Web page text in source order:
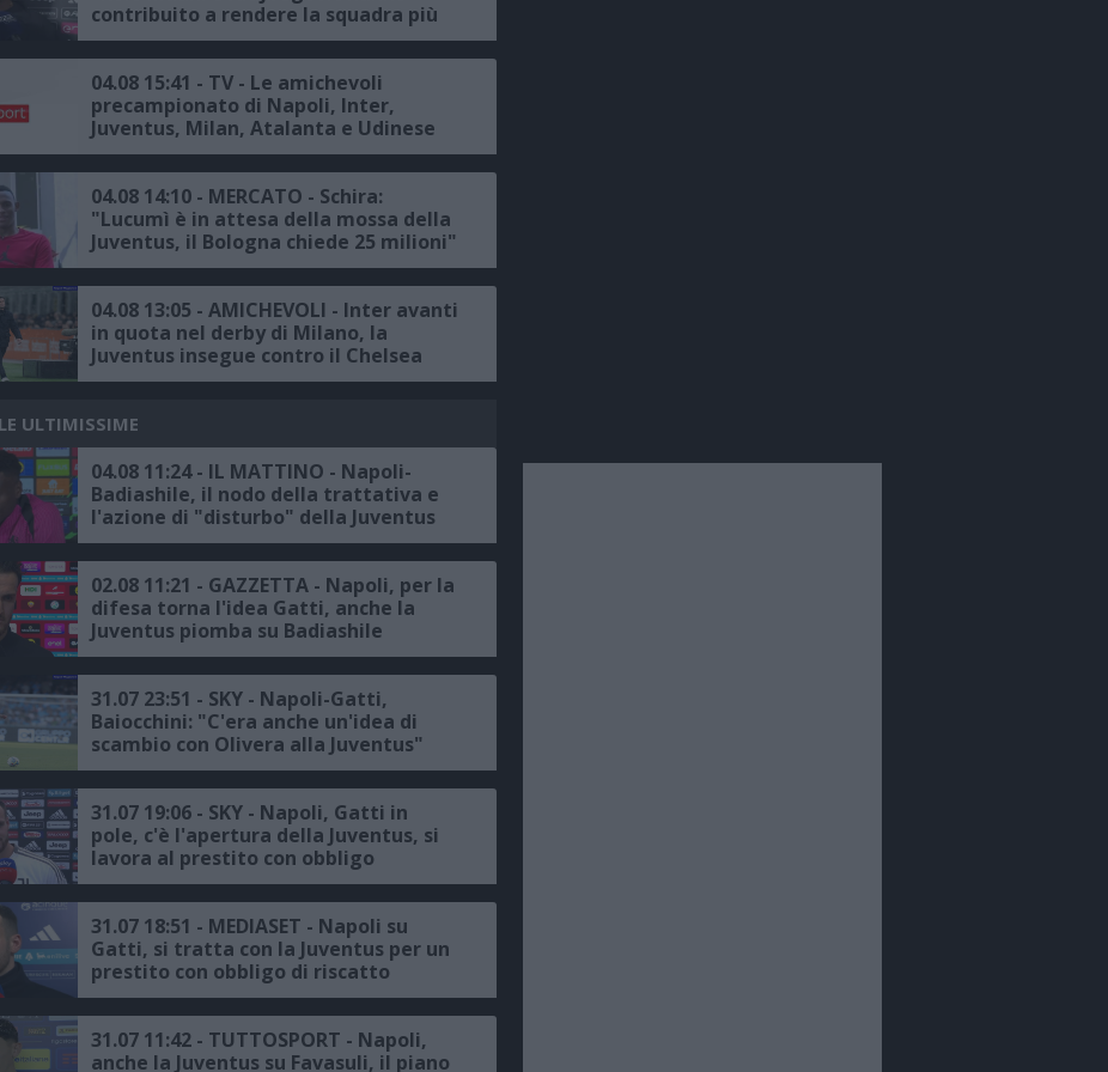
contribuito a rendere la squadra più
forte"
04.08 15:41 - TV - Le amichevoli
precampionato di Napoli, Inter,
Juventus, Milan, Atalanta e Udinese
su Sky, il calendario completo
04.08 14:10 - MERCATO - Schira:
"Lucumì è in attesa della mossa della
Juventus, il Bologna chiede 25 milioni"
04.08 13:05 - AMICHEVOLI - Inter avanti
in quota nel derby di Milano, la
Juventus insegue contro il Chelsea
ULTIMISSIME
04.08 11:24 - IL MATTINO - Napoli-
Badiashile, il nodo della trattativa e
l'azione di "disturbo" della Juventus
02.08 11:21 - GAZZETTA - Napoli, per la
difesa torna l'idea Gatti, anche la
Juventus piomba su Badiashile
31.07 23:51 - SKY - Napoli-Gatti,
Baiocchini: "C'era anche un'idea di
scambio con Olivera alla Juventus"
31.07 19:06 - SKY - Napoli, Gatti in
pole, c'è l'apertura della Juventus, si
lavora al prestito con obbligo
31.07 18:51 - MEDIASET - Napoli su
Gatti, si tratta con la Juventus per un
prestito con obbligo di riscatto
31.07 11:42 - TUTTOSPORT - Napoli,
anche la Juventus su Favasuli, il piano